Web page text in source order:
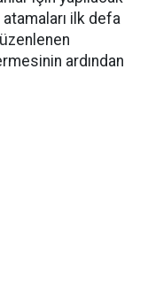
ilk defa
ardından